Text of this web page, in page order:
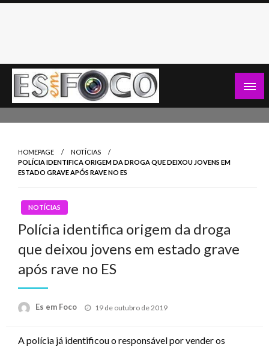
Skip
HOMEPAGE
NOTÍCIAS
POLÍCIA IDENTIFICA ORIGEM DA DROGA QUE DEIXOU JOVENS EM
ESTADO GRAVE APÓS RAVE NO ES
NOTÍCIAS
Polícia identifica origem da droga
que deixou jovens em estado grave
após rave no ES
Es em Foco
Posted
19 de outubro de 2019
A polícia já identificou o responsável por vender os